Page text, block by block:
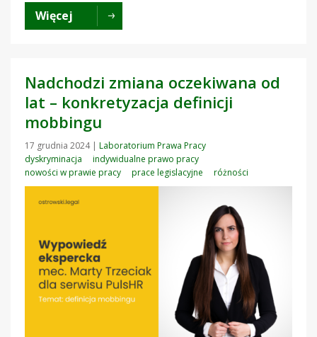
Więcej
Nadchodzi zmiana oczekiwana od
lat – konkretyzacja definicji
mobbingu
17 grudnia 2024 | Laboratorium Prawa Pracy
dyskryminacja
indywidualne prawo pracy
nowości w prawie pracy
prace legislacyjne różności